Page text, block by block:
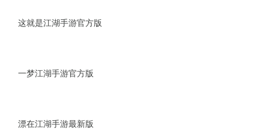
游戏攻略
这就是江湖手游官方版
一梦江湖手游官方版
漂在江湖手游最新版